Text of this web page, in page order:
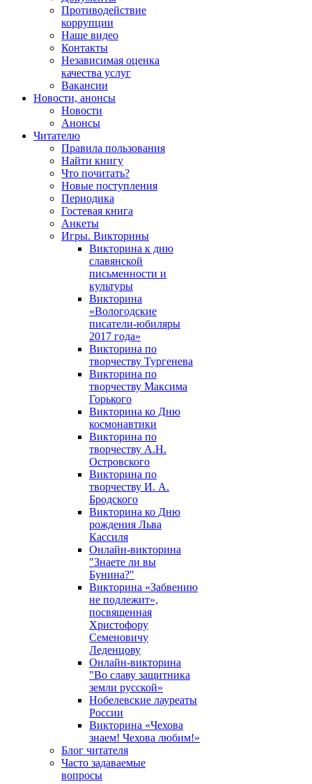
Противодействие
коррупции
Наше видео
Контакты
Независимая оценка
качества услуг
Вакансии
Новости, анонсы
Новости
Анонсы
Читателю
Правила пользования
Найти книгу
Что почитать?
Новые поступления
Периодика
Гостевая книга
Анкеты
Игры. Викторины
Викторина к дню
славянской
письменности и
культуры
Викторина
«Вологодские
писатели-юбиляры
2017 года»
Викторина по
творчеству Тургенева
Викторина по
творчеству Максима
Горького
Викторина ко Дню
космонавтики
Викторина по
творчеству А.Н.
Островского
Викторина по
творчеству И. А.
Бродского
Викторина ко Дню
рождения Льва
Кассиля
Онлайн-викторина
"Знаете ли вы
Бунина?"
Викторина «Забвению
не подлежит»,
посвященная
Христофору
Семеновичу
Леденцову
Онлайн-викторина
"Во славу защитника
земли русской»
Нобелевские лауреаты
России
Викторина «Чехова
знаем! Чехова любим!»
Блог читателя
Часто задаваемые
вопросы